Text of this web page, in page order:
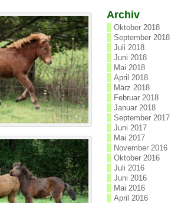
Archiv
Oktober 2018
September 2018
Juli 2018
Juni 2018
Mai 2018
April 2018
März 2018
Februar 2018
Januar 2018
September 2017
Juni 2017
Mai 2017
November 2016
Oktober 2016
Juli 2016
Juni 2016
Mai 2016
April 2016